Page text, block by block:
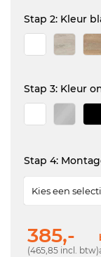
Stap 2: Kleur
Stap 3: Kleur
Stap 4:
385,-
(465,85 incl. btw)